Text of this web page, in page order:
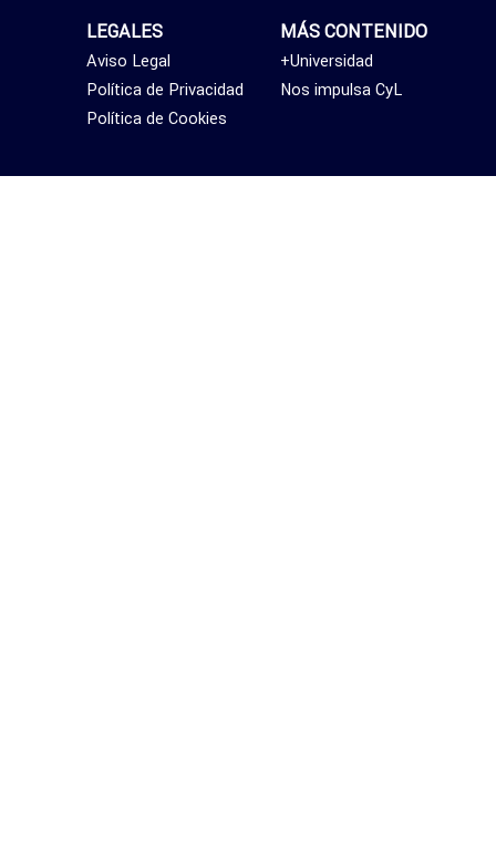
MÁS CONTENIDO
+Universidad
Nos impulsa CyL
LEGALES
Aviso Legal
Política de Privacidad
Política de Cookies